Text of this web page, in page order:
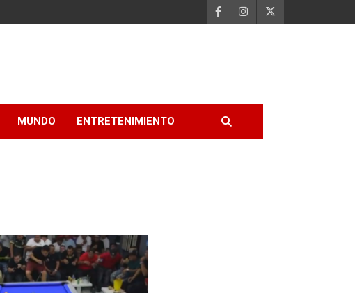
MUNDO ENTRETENIMIENTO